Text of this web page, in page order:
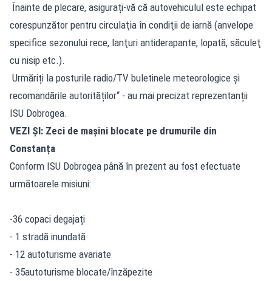
Înainte de plecare, asigurați-vă că autovehiculul este echipat
corespunzător pentru circulaţia în condiţii de iarnă (anvelope
specifice sezonului rece, lanţuri antiderapante, lopată, săculeţ
cu nisip etc.).
Urmăriți la posturile radio/TV buletinele meteorologice și
recomandările autorităților“ - au mai precizat reprezentanții
ISU Dobrogea.
VEZI ȘI: Zeci de mașini blocate pe drumurile din
Constanța
Conform ISU Dobrogea până în prezent au fost efectuate
următoarele misiuni:
-36 copaci degajați
- 1 stradă inundată
- 12 autoturisme avariate
- 35autoturisme blocate/înzăpezite